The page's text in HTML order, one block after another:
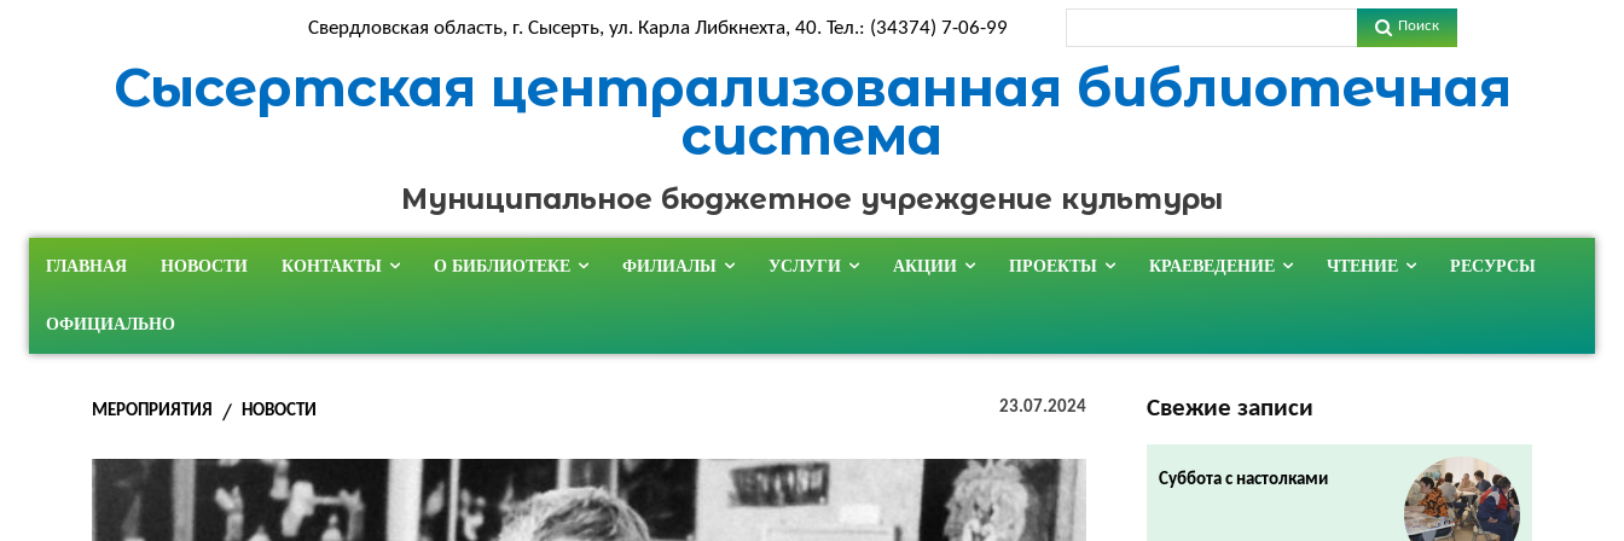
Свердловская область, г. Сысерть, ул. Карла Либкнехта, 40. Тел.: (34374) 7-06-99 Поиск
Сысертская централизованная библиотечная
система
Муниципальное бюджетное учреждение культуры
ГЛАВНАЯ НОВОСТИ КОНТАКТЫ О БИБЛИОТЕКЕ ФИЛИАЛЫ УСЛУГИ АКЦИИ ПРОЕКТЫ КРАЕВЕДЕНИЕ ЧТЕНИЕ РЕСУРСЫ
ОФИЦИАЛЬНО
МЕРОПРИЯТИЯ НОВОСТИ 23.07.2024 Свежие записи
Суббота с настолками